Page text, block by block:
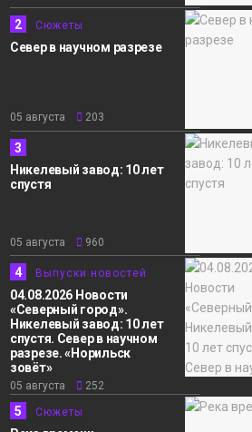
2 Сюжеты
Север в научном разрезе
05 августа 203
3
Никелевый завод: 10 лет
спустя
05 августа 960
4 Выпуски новостей
04.08.2026 Новости
«Северный город».
Никелевый завод: 10 лет
спустя. Север в научном
разрезе. «Норильск
зовёт»
05 августа 252
5 Сюжеты